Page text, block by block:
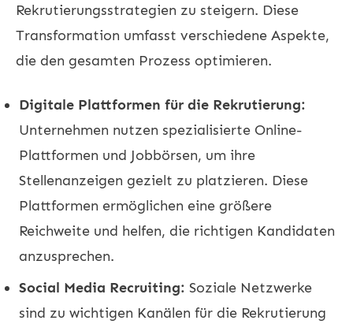
Rekrutierungsstrategien zu steigern. Diese
Transformation umfasst verschiedene Aspekte,
die den gesamten Prozess optimieren.
Digitale Plattformen für die Rekrutierung:
Unternehmen nutzen spezialisierte Online-
Plattformen und Jobbörsen, um ihre
Stellenanzeigen gezielt zu platzieren. Diese
Plattformen ermöglichen eine größere
Reichweite und helfen, die richtigen Kandidaten
anzusprechen.
Social Media Recruiting: Soziale Netzwerke
sind zu wichtigen Kanälen für die Rekrutierung